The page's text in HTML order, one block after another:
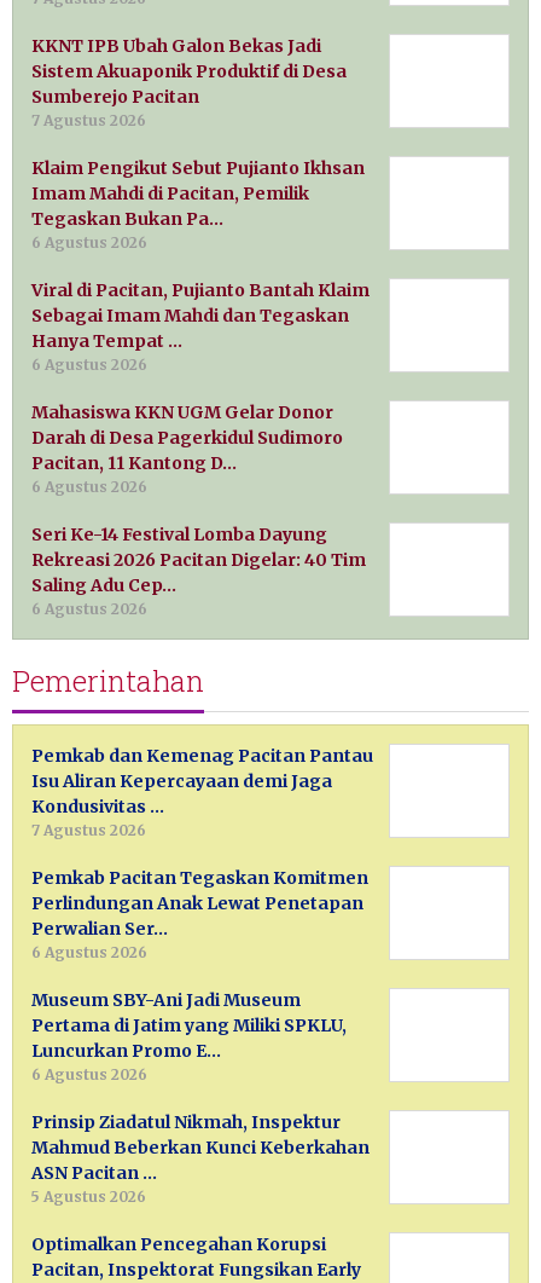
KKNT IPB Ubah Galon Bekas Jadi
Sistem Akuaponik Produktif di Desa
Sumberejo Pacitan
7 Agustus 2026
Klaim Pengikut Sebut Pujianto Ikhsan
Imam Mahdi di Pacitan, Pemilik
Tegaskan Bukan Pa…
6 Agustus 2026
Viral di Pacitan, Pujianto Bantah Klaim
Sebagai Imam Mahdi dan Tegaskan
Hanya Tempat …
6 Agustus 2026
Mahasiswa KKN UGM Gelar Donor
Darah di Desa Pagerkidul Sudimoro
Pacitan, 11 Kantong D…
6 Agustus 2026
Seri Ke-14 Festival Lomba Dayung
Rekreasi 2026 Pacitan Digelar: 40 Tim
Saling Adu Cep…
6 Agustus 2026
Pemerintahan
Pemkab dan Kemenag Pacitan Pantau
Isu Aliran Kepercayaan demi Jaga
Kondusivitas …
7 Agustus 2026
Pemkab Pacitan Tegaskan Komitmen
Perlindungan Anak Lewat Penetapan
Perwalian Ser…
6 Agustus 2026
Museum SBY-Ani Jadi Museum
Pertama di Jatim yang Miliki SPKLU,
Luncurkan Promo E…
6 Agustus 2026
Prinsip Ziadatul Nikmah, Inspektur
Mahmud Beberkan Kunci Keberkahan
ASN Pacitan …
5 Agustus 2026
Optimalkan Pencegahan Korupsi
Pacitan, Inspektorat Fungsikan Early